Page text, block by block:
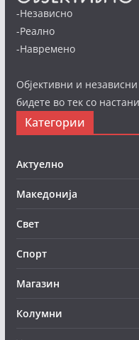
-Независно
-Реално
-Навремено
Објективни и
бидете во тек со
Категории
Актуелно
Македонија
Свет
Спорт
Магазин
Колумни